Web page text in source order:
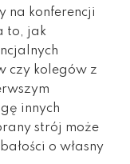
na konferencji
to, jak
czy kolegów z
innych
strój może
o własny